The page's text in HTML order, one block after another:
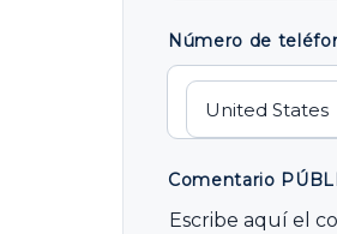
Número de
Comentario
Escribe aquí el